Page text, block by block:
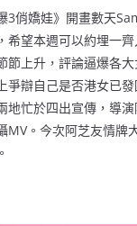
3俏嬌娃》 開畫數天
希望本週可以約埋一
節上升， 評論逼爆各
爭辯自己是否港女已發
地忙於四出宣傳， 導演
MV。 今次阿芝友情牌